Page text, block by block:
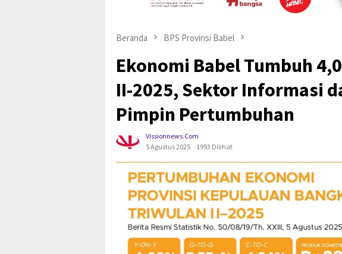
Beranda BPS Provinsi Babel
Ekonomi Babel Tumbuh
II-2025, Sektor Informasi
Pimpin Pertumbuhan
Vissionnews.com
5 Agustus 2025
1993 Dilihat